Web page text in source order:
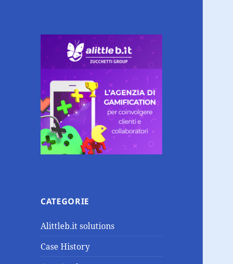
CATEGORIE
Alittleb.it solutions
Case History